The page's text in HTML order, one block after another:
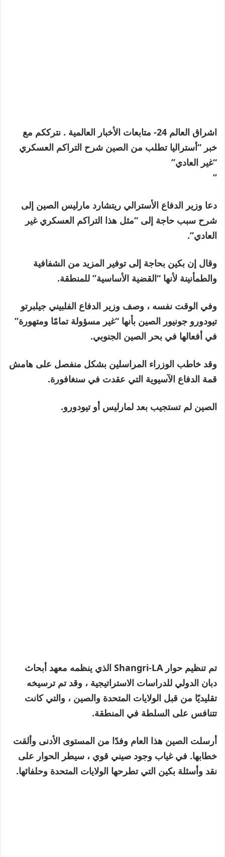
اشراق العالم 24- متابعات الأخبار العالمية . نترككم مع
خبر “أستراليا تطلب من الصين شرح التراكم العسكري
“غير العادي”
”
دعا وزير الدفاع الأسترالي ريتشارد مارليس الصين إلى
شرح سبب حاجة إلى “مثل هذا التراكم العسكري غير
العادي”.
وقال إن بكين بحاجة إلى توفير المزيد من الشفافية
والطمأنينة لأنها “القضية الأساسية” للمنطقة.
وفي الوقت نفسه ، وصف وزير الدفاع الفلبيني جيلبرتو
تيودورو جونيور الصين بأنها “غير مسؤولة تمامًا ومتهورة”
في أفعالها في بحر الصين الجنوبي.
وقد خاطب الوزراء المراسلين بشكل منفصل على هامش
قمة الدفاع الآسيوية التي عقدت في سنغافورة.
الصين لم تستجيب بعد لمارليس أو تيودورو.
تم تنظيم حوار Shangri-LA الذي ينظمه معهد أبحاث
دبان الدولي للدراسات الاستراتيجية ، وقد تم ترسيخه
تقليديًا من قبل الولايات المتحدة والصين ، والتي كانت
تتنافس على السلطة في المنطقة.
أرسلت الصين هذا العام وفدًا من المستوى الأدنى وألقت
خطابها. في غياب وجود صيني قوي ، سيطر الحوار على
نقد وأسئلة بكين التي تطرحها الولايات المتحدة وحلفائها.